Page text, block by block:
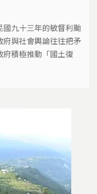
九十三年的敏督利颱
與社會輿論往往把矛
積極推動「國土復
地「租地造林」的農
北抗議林務局的造林